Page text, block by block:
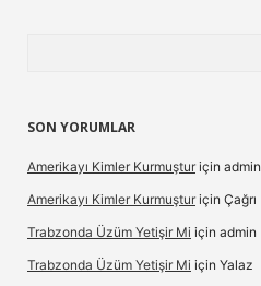
SON YORUMLAR
Amerikayı Kimler Kurmuştur için admin
Amerikayı Kimler Kurmuştur için Çağrı
Trabzonda Üzüm Yetişir Mi için admin
Trabzonda Üzüm Yetişir Mi için Yalaz